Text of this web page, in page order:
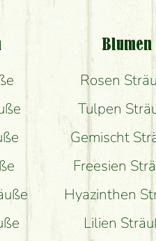
Blumen
Rosen
Tulpen
Gemischt
Freesien
Hyazinthen
Lilien